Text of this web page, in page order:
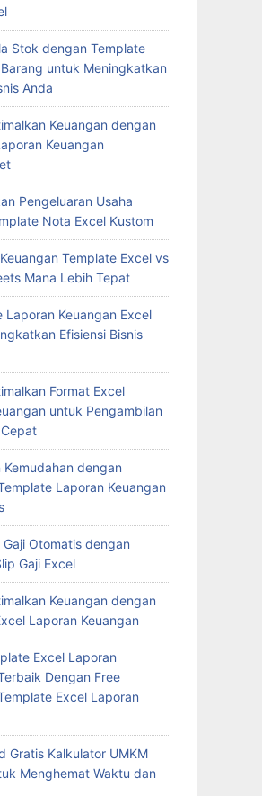
Stok dengan Template
untuk Meningkatkan
Anda
Keuangan dengan
Keuangan
Pengeluaran Usaha
Nota Excel Kustom
Template Excel vs
Mana Lebih Tepat
Laporan Keuangan Excel
Efisiensi Bisnis
Format Excel
untuk Pengambilan
Kemudahan dengan
Laporan Keuangan
Gaji Otomatis dengan
Gaji Excel
Keuangan dengan
Laporan Keuangan
Excel Laporan
Dengan Free
Excel Laporan
Gratis Kalkulator UMKM
Menghemat Waktu dan